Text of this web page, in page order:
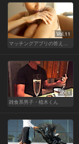
Vol.11
マッチングアプリの答えあわせ【A】～SEASON2～
Vol.1
雑食系男子・植木くん